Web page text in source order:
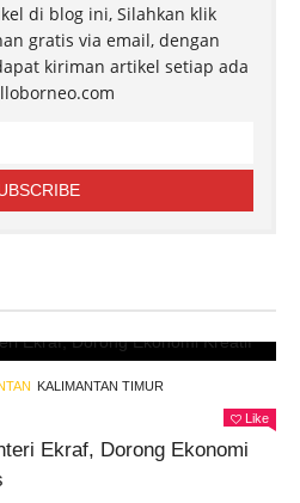
di blog ini, Silahkan klik
gratis via email, dengan
kiriman artikel setiap ada
KALIMANTAN TIMUR
Like
Ekraf, Dorong Ekonomi